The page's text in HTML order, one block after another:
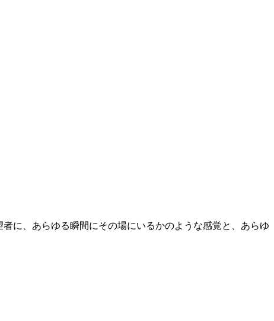
に、あらゆる瞬間にその場にいるかのような感覚と、あらゆ